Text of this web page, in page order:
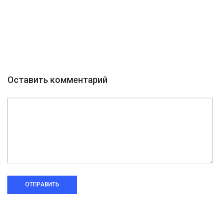
Оставить комментарий
ОТПРАВИТЬ